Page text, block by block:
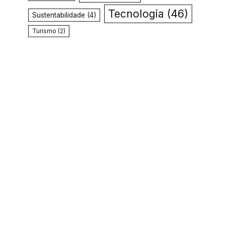
Sustentabilidade (4) Tecnologia (46)
Turismo (2)